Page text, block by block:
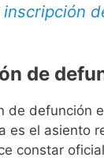
de
de defunción
es el asiento
constar